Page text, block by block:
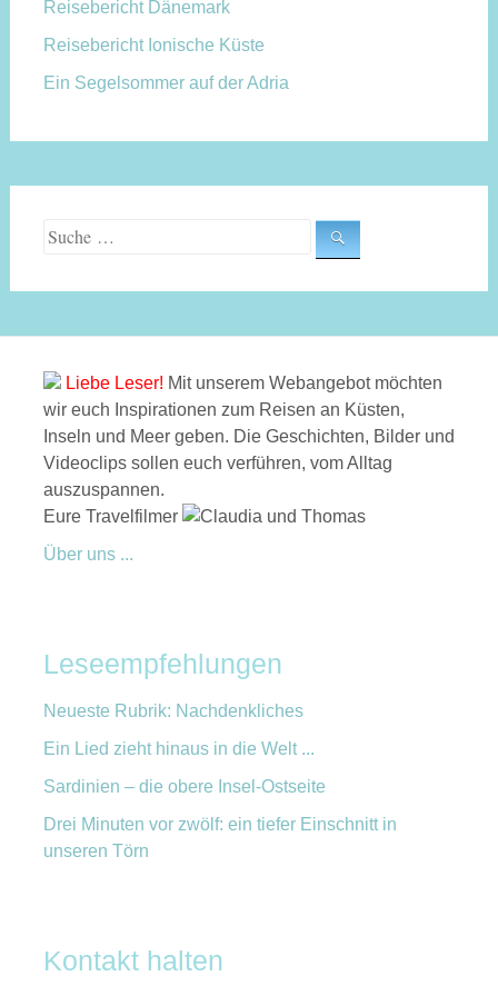
Reisebericht Dänemark
Reisebericht Ionische Küste
Ein Segelsommer auf der Adria
Suche nach:
Liebe Leser! Mit unserem Webangebot möchten
wir euch Inspirationen zum Reisen an Küsten,
Inseln und Meer geben. Die Geschichten, Bilder und
Videoclips sollen euch verführen, vom Alltag
auszuspannen.
Eure Travelfilmer
Über uns ...
Leseempfehlungen
Neueste Rubrik: Nachdenkliches
Ein Lied zieht hinaus in die Welt ...
Sardinien – die obere Insel-Ostseite
Drei Minuten vor zwölf: ein tiefer Einschnitt in
unseren Törn
Kontakt halten